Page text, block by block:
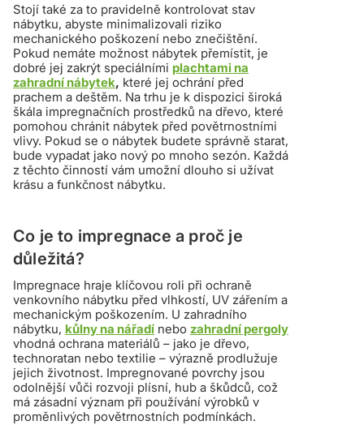
Stojí také za to pravidelně kontrolovat stav
nábytku, abyste minimalizovali riziko
mechanického poškození nebo znečištění.
Pokud nemáte možnost nábytek přemístit, je
dobré jej zakrýt speciálními plachtami na
zahradní nábytek, které jej ochrání před
prachem a deštěm. Na trhu je k dispozici široká
škála impregnačních prostředků na dřevo, které
pomohou chránit nábytek před povětrnostními
vlivy. Pokud se o nábytek budete správně starat,
bude vypadat jako nový po mnoho sezón. Každá
z těchto činností vám umožní dlouho si užívat
krásu a funkčnost nábytku.
Co je to impregnace a proč je
důležitá?
Impregnace hraje klíčovou roli při ochraně
venkovního nábytku před vlhkostí, UV zářením a
mechanickým poškozením. U zahradního
nábytku, kůlny na nářadí nebo zahradní pergoly
vhodná ochrana materiálů – jako je dřevo,
technoratan nebo textilie – výrazně prodlužuje
jejich životnost. Impregnované povrchy jsou
odolnější vůči rozvoji plísní, hub a škůdců, což
má zásadní význam při používání výrobků v
proměnlivých povětrnostních podmínkách.